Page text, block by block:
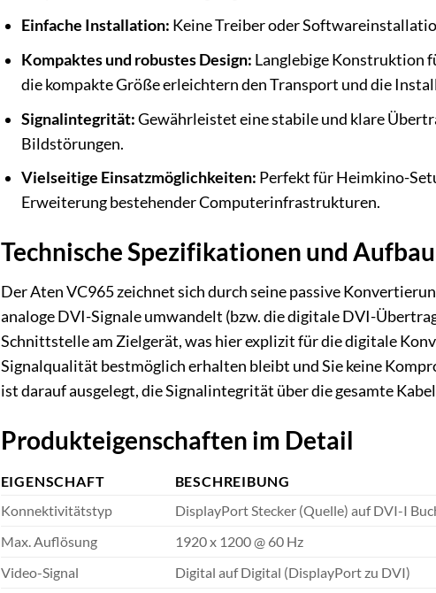
Einfache Installation: Keine Treiber oder
Kompaktes und robustes Design: Langlebige Konstruktion
die kompakte Größe erleichtern den Transport und die
Signalintegrität:Gewährleistet eine stabile und klare
Bildstörungen.
Vielseitige Einsatzmöglichkeiten: Perfekt für Heimkino-
Erweiterung bestehender Computerinfrastrukturen.
Technische Spezifikationen und Aufbau
Der Aten VC965 zeichnet sich durch seine passive
analoge DVI-Signale umwandelt (bzw. die digitale DVI-
Schnittstelle am Zielgerät, was hier explizit für die digitale
Signalqualität bestmöglich erhalten bleibt und Sie keine
ist darauf ausgelegt, die Signalintegrität über die gesamte
Produkteigenschaften im Detail
EIGENSCHAFT
BESCHREIBUNG
Konnektivitätstyp
DisplayPort Stecker (Quelle) auf DVI-I
Max. Auflösung
1920 x 1200 @ 60 Hz
Video-Signal
Digital auf Digital (DisplayPort zu DVI)